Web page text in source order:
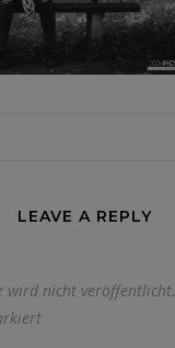
LEAVE A REPLY
wird nicht veröffentlicht.